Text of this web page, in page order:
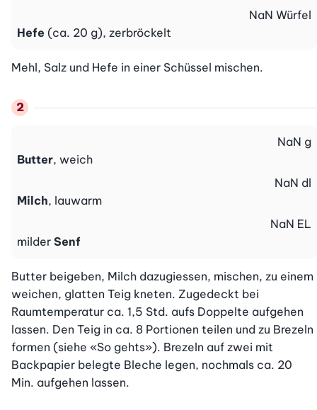
Hefe (ca. 20 g), zerbröckelt
NaN Würfel
Mehl, Salz und Hefe in einer Schüssel mischen.
Butter, weich
NaN g
Milch, lauwarm
NaN dl
milder Senf
NaN EL
Butter beigeben, Milch dazugiessen, mischen, zu einem
weichen, glatten Teig kneten. Zugedeckt bei
Raumtemperatur ca. 1,5 Std. aufs Doppelte aufgehen
lassen. Den Teig in ca. 8 Portionen teilen und zu Brezeln
formen (siehe «So gehts»). Brezeln auf zwei mit
Backpapier belegte Bleche legen, nochmals ca. 20
Min. aufgehen lassen.